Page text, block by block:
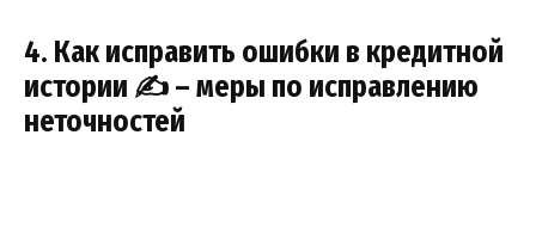
4. Как исправить ошибки в кредитной
истории ✍ – меры по исправлению
неточностей